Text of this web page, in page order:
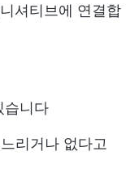
셔티브에 연결합
습니다
리거나 없다고